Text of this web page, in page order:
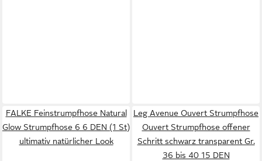
FALKE Feinstrumpfhose Natural
Glow Strumpfhose 6 6 DEN (1 St)
ultimativ natürlicher Look
Leg Avenue Ouvert Strumpfhose
Ouvert Strumpfhose offener
Schritt schwarz transparent Gr.
36 bis 40 15 DEN